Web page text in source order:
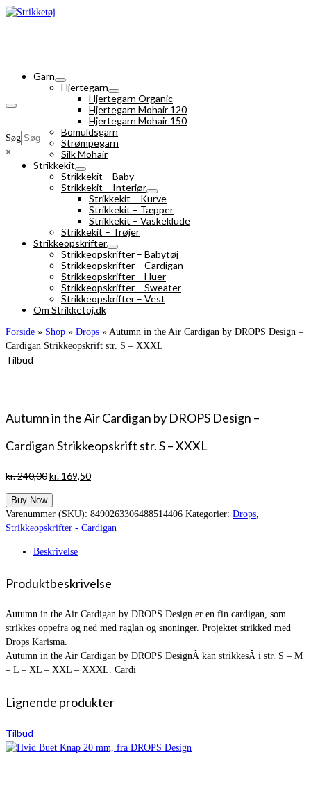
Søg
×
Garn
Hjertegarn
Hjertegarn Organic
Hjertegarn Mohair 120
Hjertegarn Mohair 150
Bomuldsgarn
Strømpegarn
Silk Mohair
Strikkekit
Strikkekit – Baby
Strikkekit – Interiør
Strikkekit – Kurve
Strikkekit – Tæpper
Strikkekit – Vaskeklude
Strikkekit – Trøjer
Strikkeopskrifter
Strikkeopskrifter – Babytøj
Strikkeopskrifter – Cardigan
Strikkeopskrifter – Huer
Strikkeopskrifter – Sweater
Strikkeopskrifter – Vest
Om Strikketoj.dk
Forside » Shop » Drops » Autumn in the Air Cardigan by DROPS Design –
Cardigan Strikkeopskrift str. S – XXXL
Tilbud
Autumn in the Air Cardigan by DROPS Design –
Cardigan Strikkeopskrift str. S – XXXL
kr.240,00Den
pris
var:
kr. 240,00.
kr. 169,50Den
er:
kr. 169,50.
Buy Now
Varenummer (SKU): 8490263306488514406 Kategorier: Drops,
Strikkeopskrifter - Cardigan
Beskrivelse
Produktbeskrivelse
Autumn in the Air Cardigan by DROPS Design er en fin cardigan, som
strikkes oppefra og ned med raglan og snoninger. Projektet strikked med
Drops Karisma.
Autumn in the Air Cardigan by DROPS DesignÂ kan strikkesÂ i str. S – M
– L – XL – XXL – XXXL. Cardi
Lignende produkter
Tilbud